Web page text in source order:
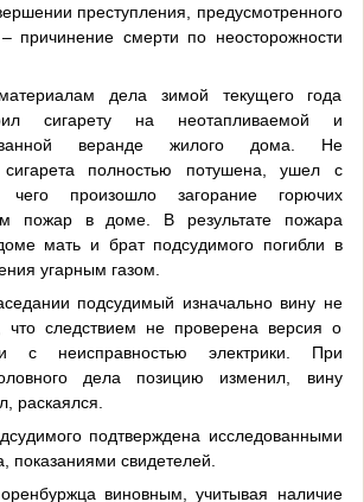
преступления, предусмотренного
причинение смерти по неосторожности
дела зимой текущего года
сигарету на неотапливаемой и
веранде жилого дома. Не
полностью потушена, ушел с
произошло загорание горючих
пожар в доме. В результате пожара
мать и брат подсудимого погибли в
угарным газом.
подсудимый изначально вину не
что следствием не проверена версия о
с неисправностью электрики. При
дела позицию изменил, вину
раскаялся.
подтверждена исследованными
показаниями свидетелей.
виновным, учитывая наличие